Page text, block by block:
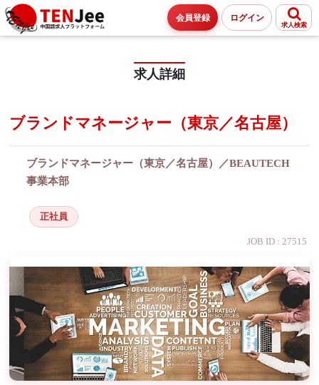
会員登録 ログイン
求人検索
求人詳細
ブランドマネージャー（東京／名古屋）
ブランドマネージャー（東京／名古屋）／BEAUTECH
事業本部
正社員
JOB ID : 27515